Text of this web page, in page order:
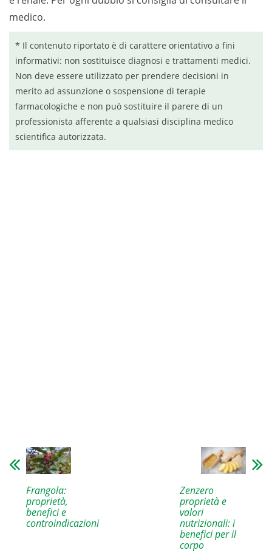
medico.
* Il contenuto riportato è di carattere orientativo a fini
informativi: non sostituisce diagnosi e trattamenti medici.
Non deve essere utilizzato per prendere decisioni in
merito ad assunzione o sospensione di terapie
farmacologiche e non può sostituire il parere di un
professionista afferente a qualsiasi disciplina medico
scientifica autorizzata.
Frangola:
proprietà,
benefici e
controindicazioni
Zenzero
proprietà e
valori
nutrizionali: i
benefici per il
corpo